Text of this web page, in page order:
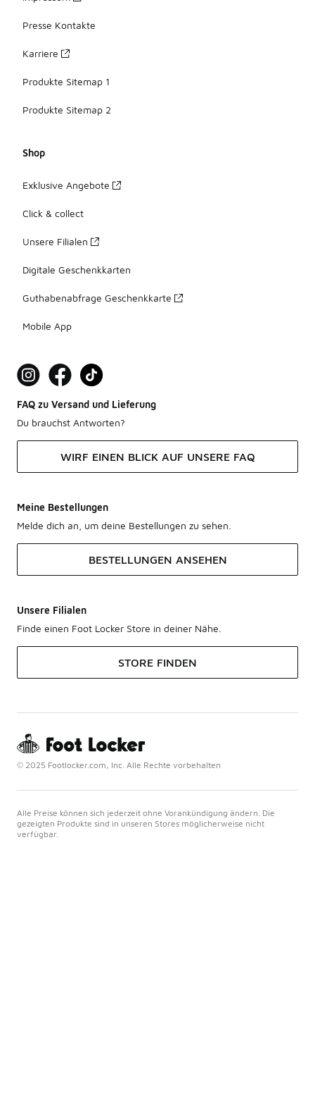
Presse Kontakte
Karriere
Produkte Sitemap 1
Produkte Sitemap 2
Shop
Exklusive Angebote
Click & collect
Unsere Filialen
Digitale Geschenkkarten
Guthabenabfrage Geschenkkarte
Mobile App
FAQ zu Versand und Lieferung
Du brauchst Antworten?
WIRF EINEN BLICK AUF UNSERE FAQ
Meine Bestellungen
Melde dich an, um deine Bestellungen zu sehen.
BESTELLUNGEN ANSEHEN
Unsere Filialen
Finde einen Foot Locker Store in deiner Nähe.
STORE FINDEN
© 2025 Footlocker.com, Inc. Alle Rechte vorbehalten
Alle Preise können sich jederzeit ohne Vorankündigung ändern. Die
gezeigten Produkte sind in unseren Stores möglicherweise nicht
verfügbar.